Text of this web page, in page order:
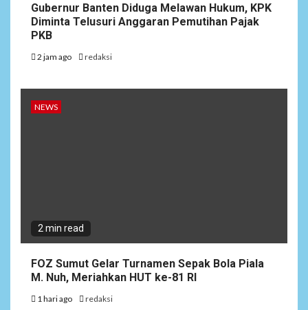
Gubernur Banten Diduga Melawan Hukum, KPK
Diminta Telusuri Anggaran Pemutihan Pajak
PKB
2 jam ago redaksi
NEWS
2 min read
FOZ Sumut Gelar Turnamen Sepak Bola Piala
M. Nuh, Meriahkan HUT ke-81 RI
1 hari ago redaksi